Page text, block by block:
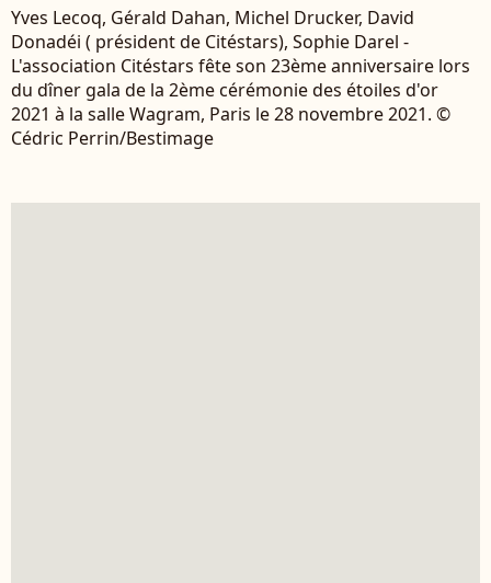
Yves Lecoq, Gérald Dahan, Michel Drucker, David
Donadéi ( président de Citéstars), Sophie Darel -
L'association Citéstars fête son 23ème anniversaire lors
du dîner gala de la 2ème cérémonie des étoiles d'or
2021 à la salle Wagram, Paris le 28 novembre 2021. ©
Cédric Perrin/Bestimage